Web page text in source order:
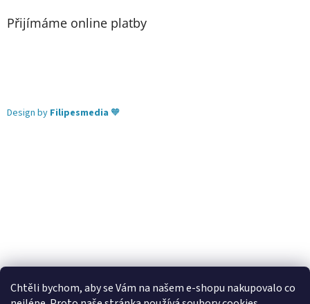
Chtěli bychom, aby se Vám na našem e-shopu nakupovalo co
Přijímáme online platby
Design by Filipesmedia 🧡